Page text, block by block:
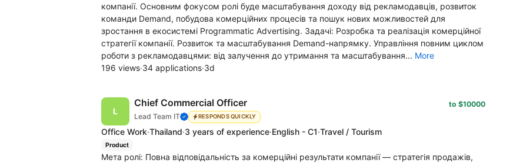
компанії. Основним фокусом ролі буде масштабування доходу від рекламодавців, розвиток
команди Demand, побудова комерційних процесів та пошук нових можливостей для
зростання в екосистемі Programmatic Advertising. Задачі: Розробка та реалізація комерційної
стратегії компанії. Розвиток та масштабування Demand-напрямку. Управління повним циклом
роботи з рекламодавцями: від залучення до утримання та масштабування... More
196 views·34 applications·3d
Chief Commercial Officer
Lead Team IT RESPONDS QUICKLY
to $10000
Office Work·Thailand·3 years of experience·English - C1·Travel / Tourism
Product
Мета ролі: Повна відповідальність за комерційні результати компанії — стратегія продажів,